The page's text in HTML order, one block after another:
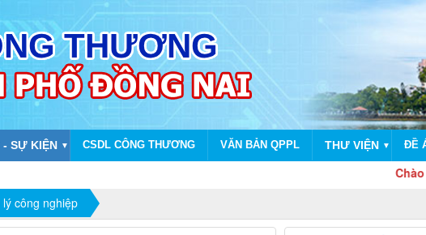
SỰ KIỆN ▼ CSDL CÔNG THƯƠNG VĂN BẢN QPPL THƯ VIỆN ▼ ĐỀ
Chào mừng
công nghiệp